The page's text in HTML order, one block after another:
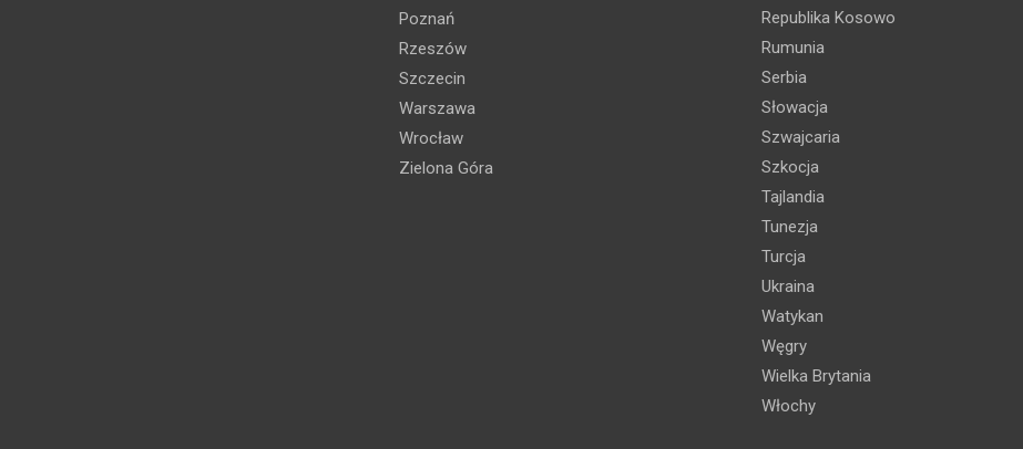
Poznań
Rzeszów
Szczecin
Warszawa
Wrocław
Zielona Góra
Republika Kosowo
Rumunia
Serbia
Słowacja
Szwajcaria
Szkocja
Tajlandia
Tunezja
Turcja
Ukraina
Watykan
Węgry
Wielka Brytania
Włochy